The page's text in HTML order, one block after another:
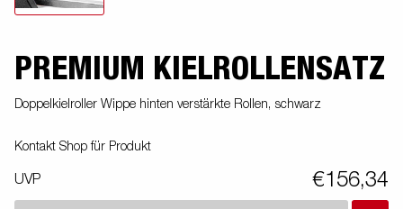
PREMIUM KIELROLLENSATZ
Doppelkielroller Wippe hinten verstärkte Rollen, schwarz
Kontakt Shop für Produkt
UVP €156,34